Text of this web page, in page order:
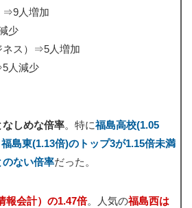
⇒9人増加
少
ネス）⇒5人増加
人減少
なしめな倍率。特に福島高校(1.05
島東(1.13倍)のトップ3が1.15倍未満
のない倍率だった。
報会計）の1.47倍。人気の福島西は